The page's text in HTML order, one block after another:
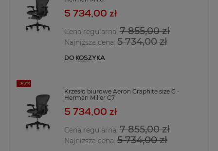
5 734,00 zł
Cena regularna: 7 855,00 zł
Najniższa cena: 5 734,00 zł
DO KOSZYKA
Krzesło biurowe Aeron Graphite size C -
Herman Miller C7
5 734,00 zł
Cena regularna: 7 855,00 zł
Najniższa cena: 5 734,00 zł